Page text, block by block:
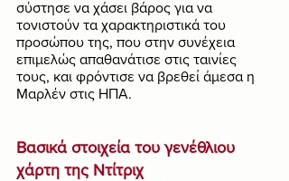
σύστησε να χάσει βάρος για να
τονιστούν τα χαρακτηριστικά του
προσώπου της, που στην συνέχεια
επιμελώς απαθανάτισε στις ταινίες
τους, και φρόντισε να βρεθεί άμεσα η
Μαρλέν στις ΗΠΑ.
Βασικά στοιχεία του γενέθλιου
χάρτη της Ντίτριχ